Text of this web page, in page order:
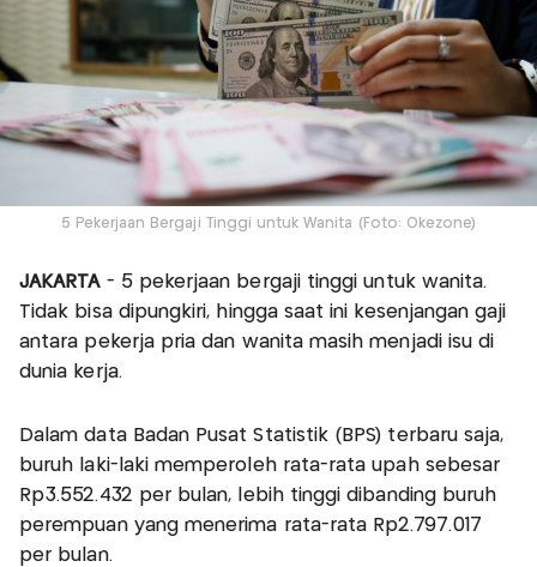
5 Pekerjaan Bergaji Tinggi untuk Wanita (Foto: Okezone)
JAKARTA- 5 pekerjaan bergaji tinggi untuk wanita.
Tidak bisa dipungkiri, hingga saat ini kesenjangan gaji
antara pekerja pria dan wanita masih menjadi isu di
dunia kerja.
Dalam data Badan Pusat Statistik (BPS) terbaru saja,
buruh laki-laki memperoleh rata-rata upah sebesar
Rp3.552.432 per bulan, lebih tinggi dibanding buruh
perempuan yang menerima rata-rata Rp2.797.017
per bulan.